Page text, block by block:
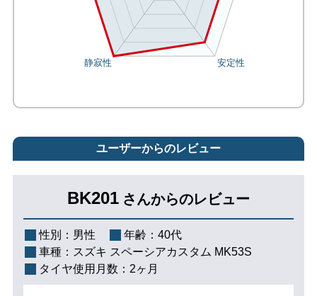
ユーザーからのレビュー
BK201 さんからのレビュー
性別： 男性 年齢： 40代
車種： スズキ スペーシアカスタム MK53S
タイヤ使用月数： 2ヶ月